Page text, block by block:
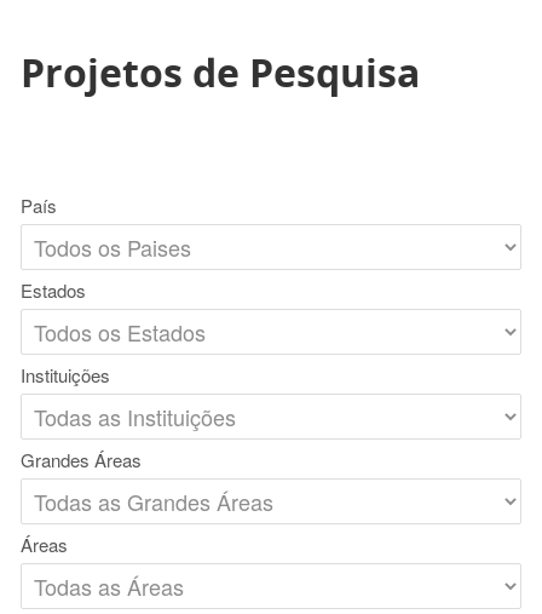
Projetos de Pesquisa
País
Estados
Instituições
Grandes Áreas
Áreas